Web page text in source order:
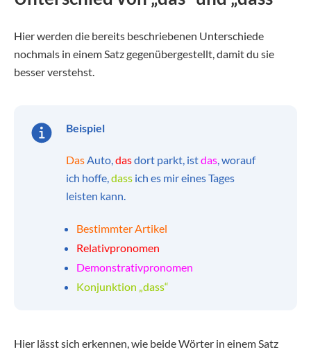
Hier werden die bereits beschriebenen Unterschiede
nochmals in einem Satz gegenübergestellt, damit du sie
besser verstehst.
Beispiel
DasAuto,dasdort parkt, istdas, worauf
ich hoffe,dass ich es mir eines Tages
leisten kann.
Bestimmter Artikel
Relativpronomen
Demonstrativpronomen
Konjunktion „dass“
Hier lässt sich erkennen, wie beide Wörter in einem Satz